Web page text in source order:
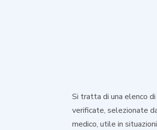
Si tratta di una elenco
verificate, selezionate
medico, utile in